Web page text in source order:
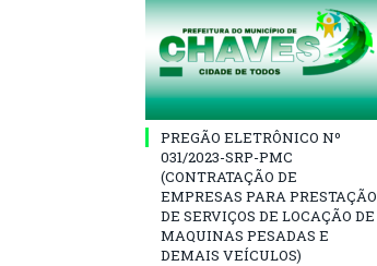
PREGÃO ELETRÔNICO Nº
031/2023-SRP-PMC
(CONTRATAÇÃO DE
EMPRESAS PARA PRESTAÇÃO
DE SERVIÇOS DE LOCAÇÃO DE
MAQUINAS PESADAS E
DEMAIS VEÍCULOS)